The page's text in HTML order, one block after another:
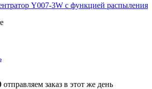
Y007-3W с функцией распыления
отправляем заказ в этот же день